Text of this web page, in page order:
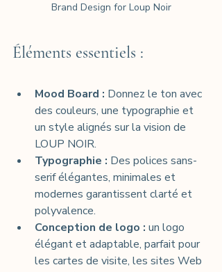
Brand Design for Loup Noir
Éléments essentiels :
Mood Board : Donnez le ton avec
des couleurs, une typographie et
un style alignés sur la vision de
LOUP NOIR.
Typographie : Des polices sans-
serif élégantes, minimales et
modernes garantissent clarté et
polyvalence.
Conception de logo : un logo
élégant et adaptable, parfait pour
les cartes de visite, les sites Web